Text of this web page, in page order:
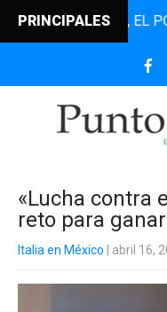
PRINCIPALES
EL
«Lucha contra
reto para
Italia en México | abril 16,